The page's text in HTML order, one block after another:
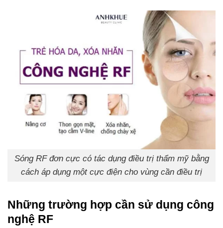
Sóng RF đơn cực có tác dụng điều trị thẩm mỹ bằng
cách áp dụng một cực điện cho vùng cần điều trị
Những trường hợp cần sử dụng công
nghệ RF